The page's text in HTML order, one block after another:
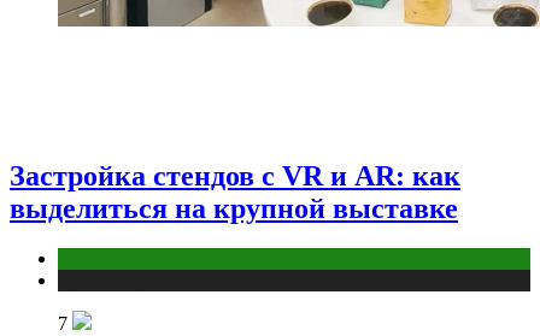
Застройка стендов с VR и AR: как
выделиться на крупной выставке
7